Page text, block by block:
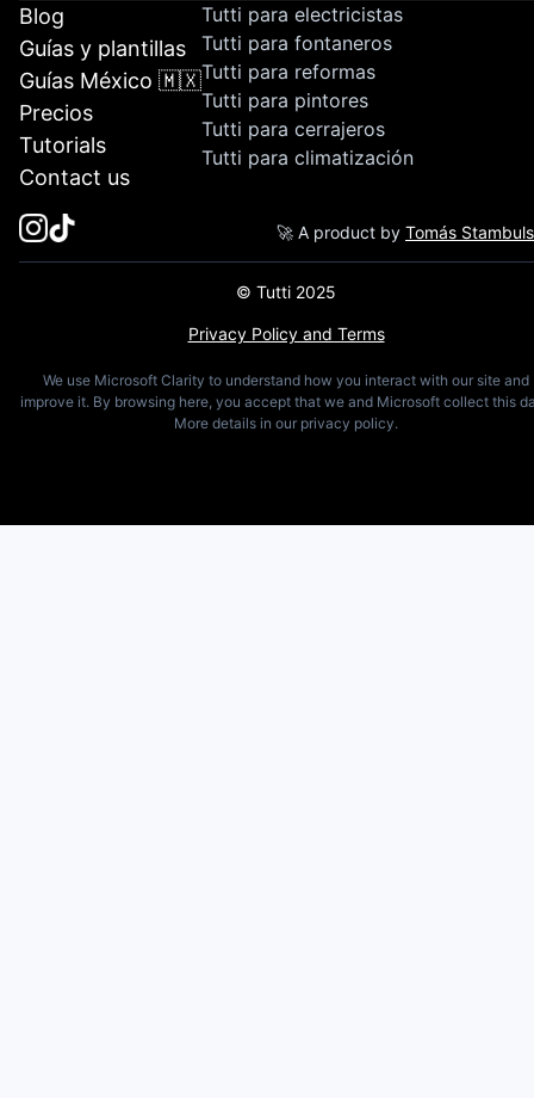
Blog
Guías y plantillas
Guías México 🇲🇽
Precios
Tutorials
Contact us
Tutti para electricistas
Tutti para fontaneros
Tutti para reformas
Tutti para pintores
Tutti para cerrajeros
Tutti para climatización
🚀 A product by Tomás
© Tutti 2025
Privacy Policy and Terms
We use Microsoft Clarity to understand how you interact with our site and
improve it. By browsing here, you accept that we and Microsoft collect this
More details in our privacy policy.